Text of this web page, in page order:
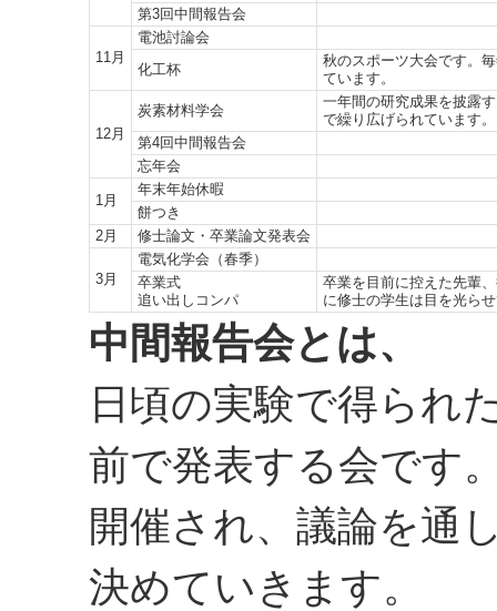
第3回中間報告会
11月
電池討論会
化工杯
秋のスポーツ大会です。
ています。
12月
炭素材料学会
一年間の研究成果を披露
で繰り広げられています。
第4回中間報告会
忘年会
1月
年末年始休暇
餅つき
2月
修士論文・卒業論文発表会
3月
電気化学会（春季）
卒業式
追い出しコンパ
卒業を目前に控えた先輩
に修士の学生は目を光ら
中間報告会とは、
日頃の実験で得られ
前で発表する会です
開催され、議論を通
決めていきます。